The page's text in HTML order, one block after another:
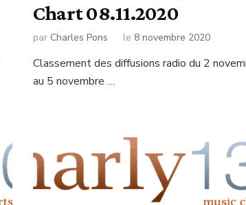
Chart 08.11.2020
par Charles Pons le 8 novembre 2020
Classement des diffusions radio du 2
au 5 novembre …